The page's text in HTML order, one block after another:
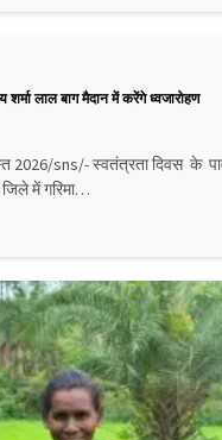
शर्मा लाल बाग मैदान में करेंगे ध्वजारोहण
sns/- स्वतंत्रता दिवस के
में गरिमा…